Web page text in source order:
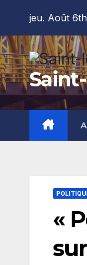
content
jeu. Août
«